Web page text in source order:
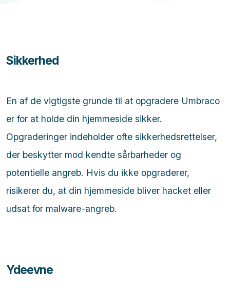
Sikkerhed
En af de vigtigste grunde til at opgradere Umbraco
er for at holde din hjemmeside sikker.
Opgraderinger indeholder ofte sikkerhedsrettelser,
der beskytter mod kendte sårbarheder og
potentielle angreb. Hvis du ikke opgraderer,
risikerer du, at din hjemmeside bliver hacket eller
udsat for malware-angreb.
Ydeevne